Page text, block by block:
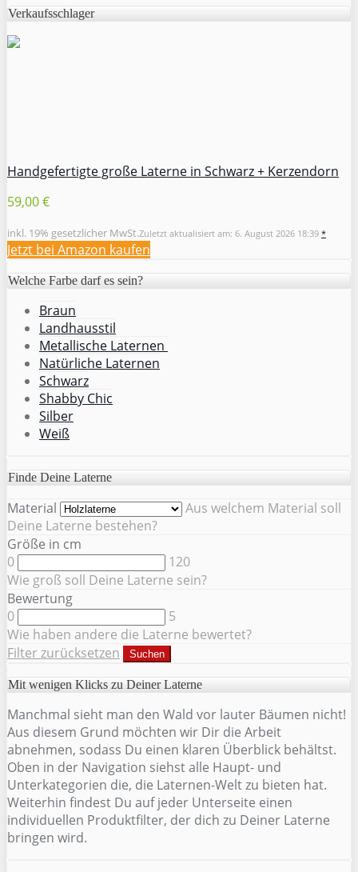
Verkaufsschlager
Handgefertigte große Laterne in Schwarz + Kerzendorn
59,00 €
inkl. 19% gesetzlicher MwSt.Zuletzt aktualisiert am: 6. August 2026 18:39 *
Jetzt bei Amazon kaufen
Welche Farbe darf es sein?
Braun
Landhausstil
Metallische Laternen
Natürliche Laternen
Schwarz
Shabby Chic
Silber
Weiß
Finde Deine Laterne
Material
Aus welchem Material soll
Deine Laterne bestehen?
Größe in cm
0
120
Wie groß soll Deine Laterne sein?
Bewertung
0
5
Wie haben andere die Laterne bewertet?
Filter zurücksetzen
Suchen
Mit wenigen Klicks zu Deiner Laterne
Manchmal sieht man den Wald vor lauter Bäumen nicht!
Aus diesem Grund möchten wir Dir die Arbeit
abnehmen, sodass Du einen klaren Überblick behältst.
Oben in der Navigation siehst alle Haupt- und
Unterkategorien die, die Laternen-Welt zu bieten hat.
Weiterhin findest Du auf jeder Unterseite einen
individuellen Produktfilter, der dich zu Deiner Laterne
bringen wird.